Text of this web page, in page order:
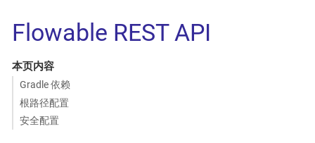
Flowable REST API
本页内容
Gradle 依赖
根路径配置
安全配置